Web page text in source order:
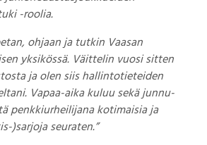
-roolia.
ohjaan ja tutkin Vaasan
yksikössä. Väittelin vuosi sitten
ja olen siis hallintotieteiden
Vapaa-aika kuluu sekä junnu-
penkkiurheilijana kotimaisia ja
)sarjoja seuraten.”